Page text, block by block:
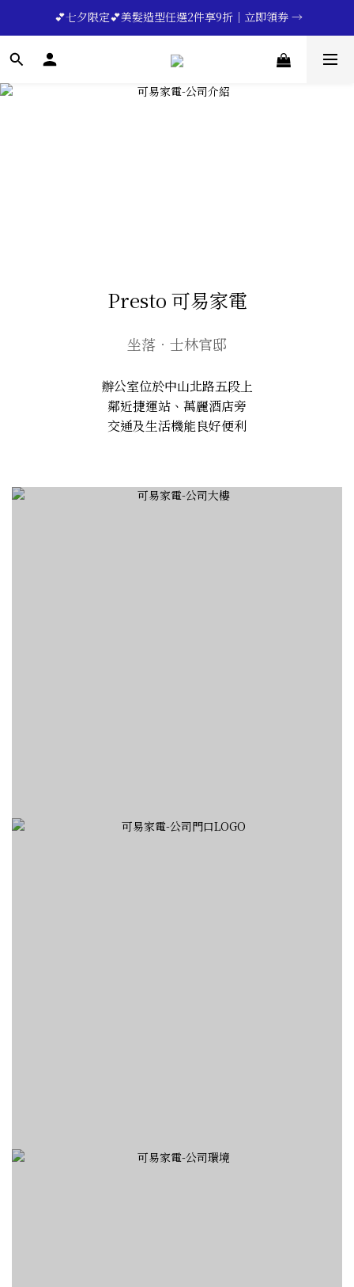
🔥💪My Superdad😍｜全館領券享9折｜立即領券 →
一分鐘登錄保固 | 買得安心又放心🔥▸▸
Presto 可易家電
坐落．士林官邸
辦公室位於中山北路五段上
鄰近捷運站、萬麗酒店旁
交通及生活機能良好便利